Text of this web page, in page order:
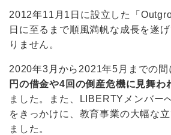
2012年11月1日に設立した「
日に至るまで順風満帆な成長を遂
りません。
2020年3月から2021年5月までの間
円の借金や4回の倒産危機に見舞わ
ました。また、LIBERTYメンバー
をきっかけに、教育事業の大幅な
ました。